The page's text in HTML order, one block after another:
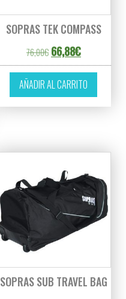
SOPRAS TEK COMPASS
76,00€ El precio original
66,88€El precio
AÑADIR AL CARRITO
SOPRAS SUB TRAVEL BAG